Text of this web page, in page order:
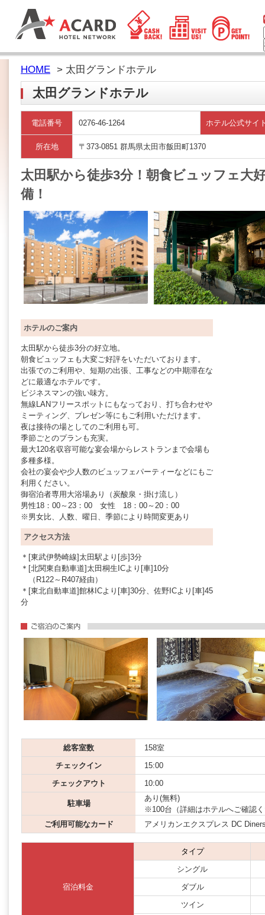
HOME > 太田グランドホテル
太田グランドホテル
電話番号 0276-46-1264 ホテル公式サイ
所在地 〒373-0851 群馬県太田市飯田町1370
太田駅から徒歩3分！朝食ビュッフェ大
備！
ホテルのご案内
太田駅から徒歩3分の好立地。
朝食ビュッフェも大変ご好評をいただいております。
出張でのご利用や、短期の出張、工事などの中期滞在な
どに最適なホテルです。
ビジネスマンの強い味方。
無線LANフリースポットにもなっており、打ち合わせや
ミーティング、プレゼン等にもご利用いただけます。
夜は接待の場としてのご利用も可。
季節ごとのプランも充実。
最大120名収容可能な宴会場からレストランまで会場も
多種多様。
会社の宴会や少人数のビュッフェパーティーなどにもご
利用ください。
御宿泊者専用大浴場あり（炭酸泉・掛け流し）
男性18：00～23：00 女性 18：00～20：00
※男女比、人数、曜日、季節により時間変更あり
アクセス方法
＊[東武伊勢崎線]太田駅より[歩]3分
＊[北関東自動車道]太田桐生ICより[車]10分
（R122～R407経由）
＊[東北自動車道]館林ICより[車]30分、佐野ICより[車]45
分
総客室数
158室
チェックイン
15:00
チェックアウト
10:00
駐車場
あり(無料)
※100台（詳細はホテルへご確認
ご利用可能なカード
アメリカンエクスプレス DC
宿泊料金
タイプ
シングル
ダブル
ツイン